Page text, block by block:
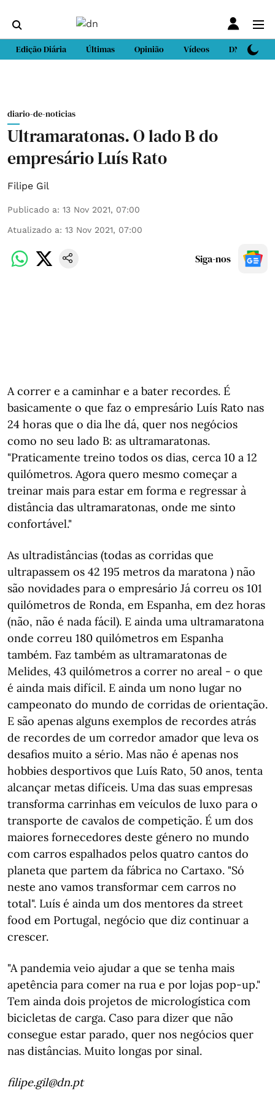
Edição Diária Últimas Opinião Vídeos DN Sport
diario-de-noticias
Ultramaratonas. O lado B do
empresário Luís Rato
Filipe Gil
Publicado a: 13 Nov 2021, 07:00
Atualizado a: 13 Nov 2021, 07:00
Siga-nos
A correr e a caminhar e a bater recordes. É
basicamente o que faz o empresário Luís Rato nas
24 horas que o dia lhe dá, quer nos negócios
como no seu lado B: as ultramaratonas.
"Praticamente treino todos os dias, cerca 10 a 12
quilómetros. Agora quero mesmo começar a
treinar mais para estar em forma e regressar à
distância das ultramaratonas, onde me sinto
confortável."
As ultradistâncias (todas as corridas que
ultrapassem os 42 195 metros da maratona ) não
são novidades para o empresário Já correu os 101
quilómetros de Ronda, em Espanha, em dez horas
(não, não é nada fácil). E ainda uma ultramaratona
onde correu 180 quilómetros em Espanha
também. Faz também as ultramaratonas de
Melides, 43 quilómetros a correr no areal - o que
é ainda mais difícil. E ainda um nono lugar no
campeonato do mundo de corridas de orientação.
E são apenas alguns exemplos de recordes atrás
de recordes de um corredor amador que leva os
desafios muito a sério. Mas não é apenas nos
hobbies desportivos que Luís Rato, 50 anos, tenta
alcançar metas difíceis. Uma das suas empresas
transforma carrinhas em veículos de luxo para o
transporte de cavalos de competição. É um dos
maiores fornecedores deste género no mundo
com carros espalhados pelos quatro cantos do
planeta que partem da fábrica no Cartaxo. "Só
neste ano vamos transformar cem carros no
total". Luís é ainda um dos mentores da street
food em Portugal, negócio que diz continuar a
crescer.
"A pandemia veio ajudar a que se tenha mais
apetência para comer na rua e por lojas pop-up."
Tem ainda dois projetos de micrologística com
bicicletas de carga. Caso para dizer que não
consegue estar parado, quer nos negócios quer
nas distâncias. Muito longas por sinal.
filipe.gil@dn.pt